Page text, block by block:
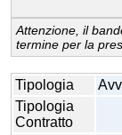
Attenzione, il
termine per la
Tipologia
Tipologia
Contratto